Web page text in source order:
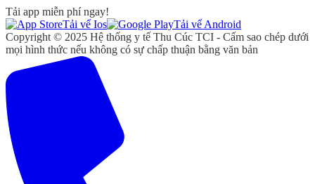
Tải app miễn phí ngay!
Tải vể Ios
Tải vể Android
Copyright © 2025 Hệ thống y tế Thu Cúc TCI - Cấm sao chép dưới
mọi hình thức nếu không có sự chấp thuận bằng văn bản